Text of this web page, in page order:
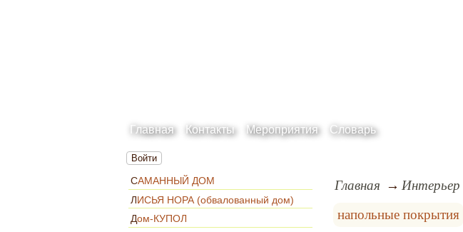
Главная Контакты Мероприятия Словарь
Войти
САМАННЫЙ ДОМ
ЛИСЬЯ НОРА (обвалованный дом)
Дом-КУПОЛ
Главная Интерьер
напольные покрытия